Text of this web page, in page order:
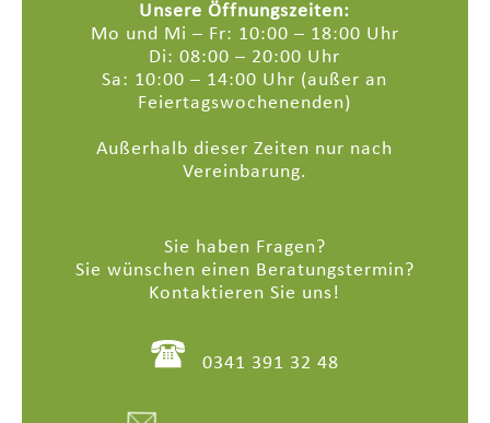
Unsere Öffnungszeiten:
Mo und Mi – Fr: 10:00 – 18:00 Uhr
Di: 08:00 – 20:00 Uhr
Sa: 10:00 – 14:00 Uhr (außer an
Feiertagswochenenden)
Außerhalb dieser Zeiten nur nach
Vereinbarung.
Sie haben Fragen?
Sie wünschen einen Beratungstermin?
Kontaktieren Sie uns!
0341 391 32 48